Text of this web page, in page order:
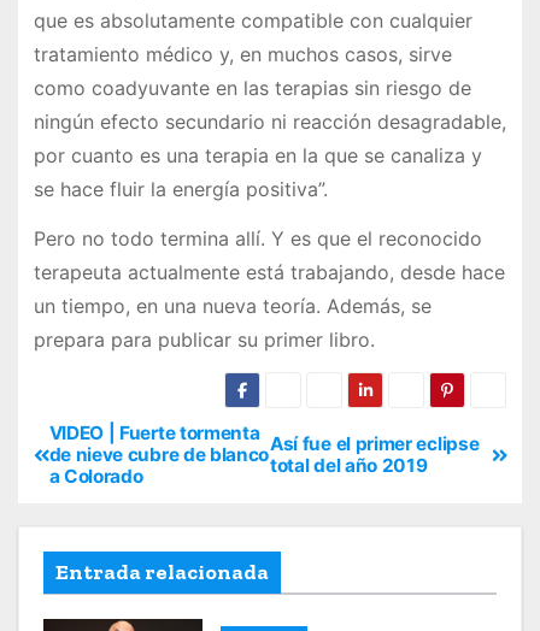
que es absolutamente compatible con cualquier
tratamiento médico y, en muchos casos, sirve
como coadyuvante en las terapias sin riesgo de
ningún efecto secundario ni reacción desagradable,
por cuanto es una terapia en la que se canaliza y
se hace fluir la energía positiva”.
Pero no todo termina allí. Y es que el reconocido
terapeuta actualmente está trabajando, desde hace
un tiempo, en una nueva teoría. Además, se
prepara para publicar su primer libro.
Así fue el primer eclipse
total del año 2019
VIDEO | Fuerte tormenta
de nieve cubre de blanco
a Colorado
Entrada relacionada